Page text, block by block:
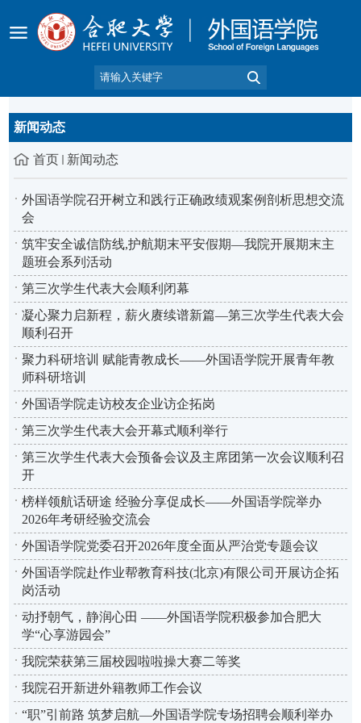
新闻动态
首页 新闻动态
外国语学院召开树立和践行正确政绩观案例剖析思想交流
会
筑牢安全诚信防线,护航期末平安假期—我院开展期末主
题班会系列活动
第三次学生代表大会顺利闭幕
凝心聚力启新程，薪火赓续谱新篇—第三次学生代表大会
顺利召开
聚力科研培训 赋能青教成长——外国语学院开展青年教
师科研培训
外国语学院走访校友企业访企拓岗
第三次学生代表大会开幕式顺利举行
第三次学生代表大会预备会议及主席团第一次会议顺利召
开
榜样领航话研途 经验分享促成长——外国语学院举办
2026年考研经验交流会
外国语学院党委召开2026年度全面从严治党专题会议
外国语学院赴作业帮教育科技(北京)有限公司开展访企拓
岗活动
动抒朝气，静润心田 ——外国语学院积极参加合肥大
学“心享游园会”
我院荣获第三届校园啦啦操大赛二等奖
我院召开新进外籍教师工作会议
“职”引前路 筑梦启航—外国语学院专场招聘会顺利举办